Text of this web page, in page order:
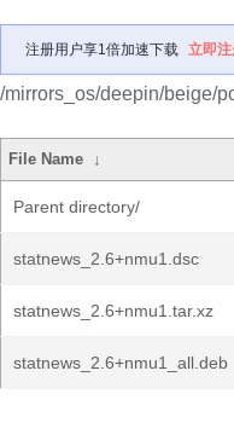
注册用户享1倍加速下载 立即
/mirrors_os/deepin/beige/
File Name ↓
Parent directory/
statnews_2.6+nmu1.dsc
statnews_2.6+nmu1.tar.xz
statnews_2.6+nmu1_all.deb